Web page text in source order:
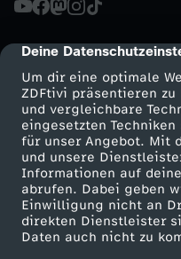
cmp-dialog-
Deine
Um dir eine optimale
ZDFtivi präsentieren zu
und vergleichbare
eingesetzten
für unser Angebot. Mit
und unsere
Informationen auf
abrufen. Dabei geben
Einwilligung nicht an
direkten Dienstleister
Daten auch nicht zu
e
u
t
e
S
e
Mehr ZDF
ZDF-Apps
Smart TV
ZDFtext